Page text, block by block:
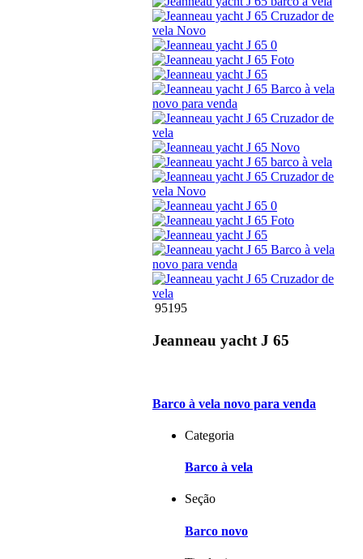
95195
Jeanneau yacht J 65
Barco à vela novo para venda
Categoria
Barco à vela
Seção
Barco novo